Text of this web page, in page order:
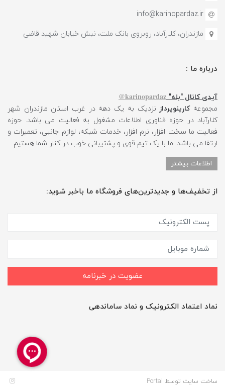
info@karinopardaz.ir
مازندران، کلارآباد، روبروی بانک ملت، نبش خیابان شهید قاضی
درباره ما :
آیدی کانال "بله" karinopardaz@
مجموعهکارینوپرداز نزدیک به یک دهه در غرب استان مازندران شهر
کلارآباد در حوزه فناوری اطلاعات مشغول به فعالیت می باشد. حوزه
فعالیت ما سخت افزار، نرم افزار، خدمات شبکه، لوازم جانبی، تعمیرات و
ارتقا می باشد. ما با یک تیم قوی و پشتیبانی خوب در کنار شما هستیم.
اطلاعات بیشتر
از تخفیف‌ها و جدیدترین‌های فروشگاه ما باخبر شوید:
عضویت در خبرنامه
نماد اعتماد الکترونیک و نماد ساماندهی
ساخت سایت توسط Portal